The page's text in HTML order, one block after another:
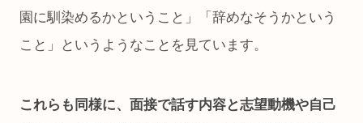
園に馴染めるかということ」「辞めなそうかという
こと」というようなことを見ています。
これらも同様に、面接で話す内容と志望動機や自己